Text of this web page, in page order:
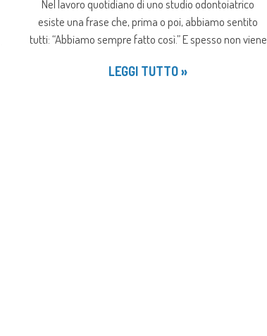
Nel lavoro quotidiano di uno studio odontoiatrico
esiste una frase che, prima o poi, abbiamo sentito
tutti: “Abbiamo sempre fatto così.” E spesso non viene
LEGGI TUTTO »